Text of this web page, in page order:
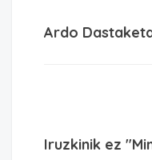
Ardo
Iruzkinik ez